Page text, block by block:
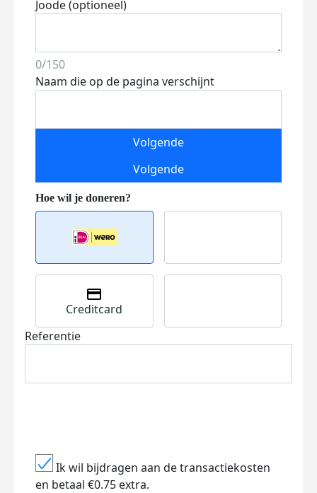
Joode (optioneel)
0/150
Naam die op de pagina verschijnt
Volgende
Volgende
Creditcard
Referentie
Ik wil bijdragen aan de transactiekosten
en betaal €0.75 extra.